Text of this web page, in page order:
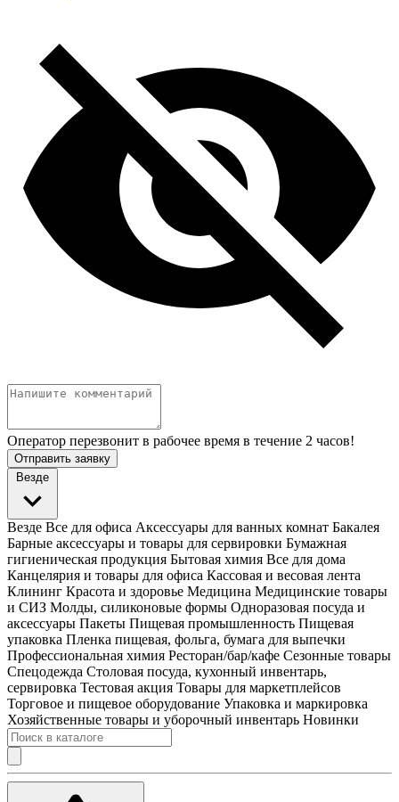
Оператор перезвонит в рабочее время в течение 2 часов!
Отправить заявку
Везде
Везде Все для офиса Аксессуары для ванных комнат Бакалея
Барные аксессуары и товары для сервировки Бумажная
гигиеническая продукция Бытовая химия Все для дома
Канцелярия и товары для офиса Кассовая и весовая лента
Клининг Красота и здоровье Медицина Медицинские товары
и СИЗ Молды, силиконовые формы Одноразовая посуда и
аксессуары Пакеты Пищевая промышленность Пищевая
упаковка Пленка пищевая, фольга, бумага для выпечки
Профессиональная химия Ресторан/бар/кафе Сезонные товары
Спецодежда Столовая посуда, кухонный инвентарь,
сервировка Тестовая акция Товары для маркетплейсов
Торговое и пищевое оборудование Упаковка и маркировка
Хозяйственные товары и уборочный инвентарь Новинки